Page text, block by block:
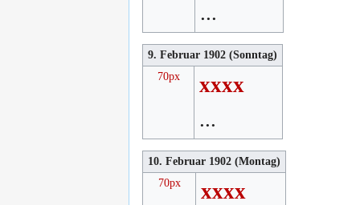
...
9. Februar 1902 (Sonntag)
70px
xxxx
...
10. Februar 1902 (Montag)
70px
xxxx